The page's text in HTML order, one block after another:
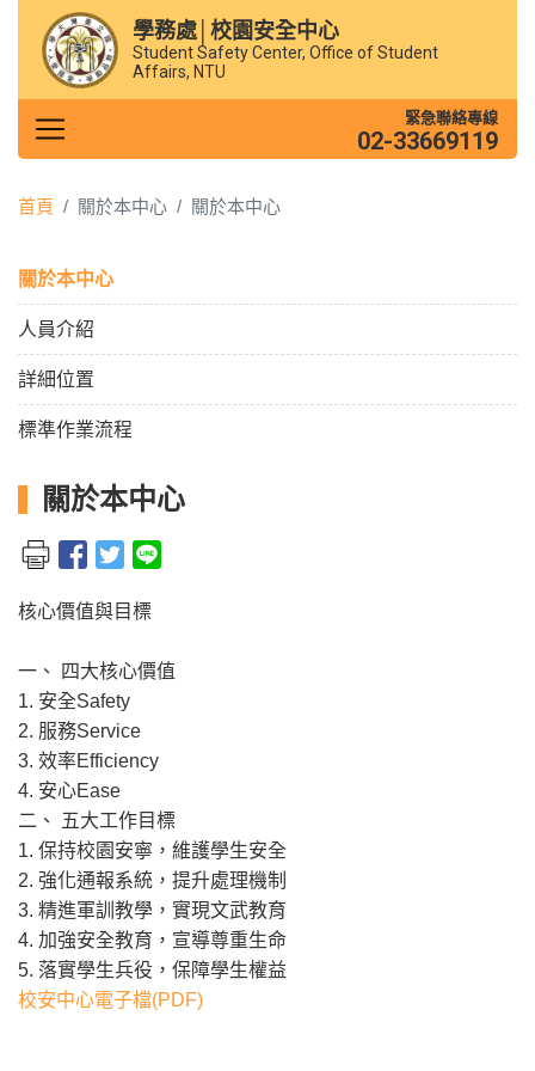
學務處│校園安全中心
Student Safety Center, Office of Student
Affairs, NTU
緊急聯絡專線
02-33669119
首頁 關於本中心 關於本中心
關於本中心
人員介紹
詳細位置
標準作業流程
關於本中心
核心價值與目標
一、 四大核心價值
1. 安全Safety
2. 服務Service
3. 效率Efficiency
4. 安心Ease
二、 五大工作目標
1. 保持校園安寧，維護學生安全
2. 強化通報系統，提升處理機制
3. 精進軍訓教學，實現文武教育
4. 加強安全教育，宣導尊重生命
5. 落實學生兵役，保障學生權益
校安中心電子檔(PDF)